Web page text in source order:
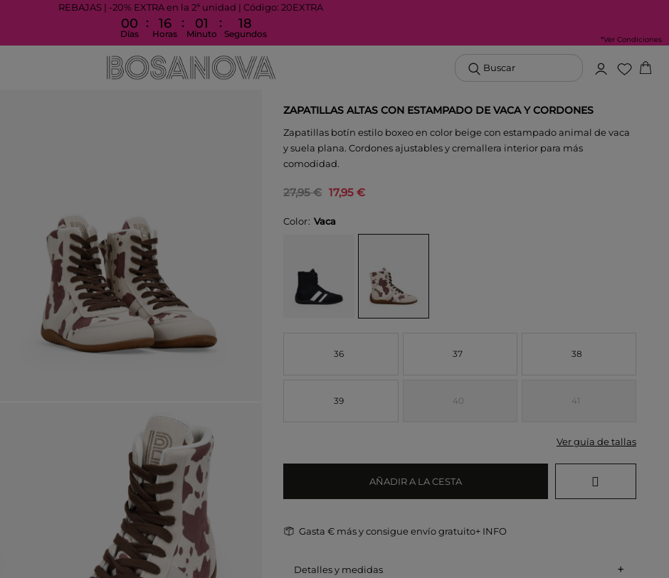
REBAJAS | -20% EXTRA en la 2ª unidad | Código: 20EXTRA
00
Días
: 16
Horas
: 01
Minuto
: 17
Segundos
*Ver Condiciones
Buscar
ZAPATILLAS ALTAS CON ESTAMPADO DE VACA Y CORDONES
Zapatillas botín estilo boxeo en color beige con estampado animal de vaca
y suela plana. Cordones ajustables y cremallera interior para más
comodidad.
17,95 €
27,95 €
Color Vaca
36 37 38
39 40 41
Ver guía de tallas
AÑADIR A LA CESTA
Gasta€ más y consigue envío gratuito+ INFO
Detalles y medidas +